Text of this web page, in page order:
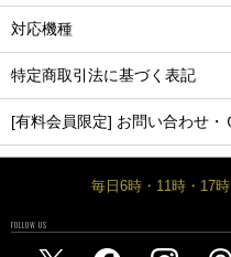
対応機種
特定商取引法に基づく表記
[有料会員限定] お問い合わせ・
毎日6時・11時・17
FOLLOW US